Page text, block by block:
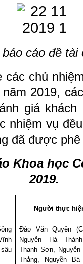
cáo đề
các chủ
2019,
giá
nhiệm vụ
đã được phê
Khoa học
2019.
Người thực
Đào Văn Quyền
Nguyễn Hà
Thanh Sơn, Nguyễn
Thắng, Nguyễn Bá